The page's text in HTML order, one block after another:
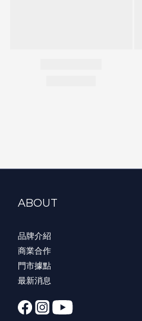
ABOUT
品牌介紹
商業合作
門市據點
最新消息